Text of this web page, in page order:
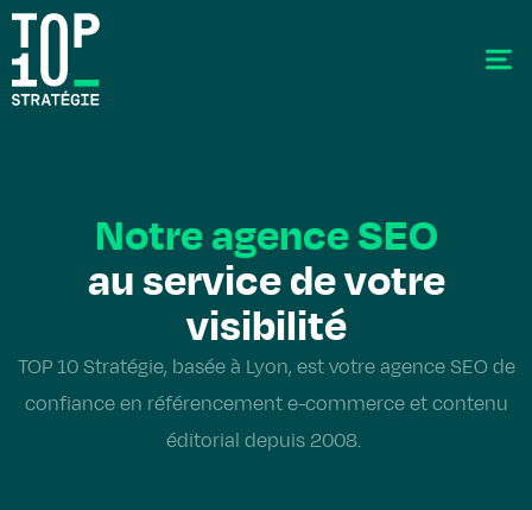
SEO - Référencement
Stratégie éditoriale
GEO - Generative Engine Optimization
Notre agence SEO
au service de votre
visibilité
TOP 10 Stratégie, basée à Lyon, est votre agence SEO de
confiance en référencement e-commerce et contenu
éditorial depuis 2008.